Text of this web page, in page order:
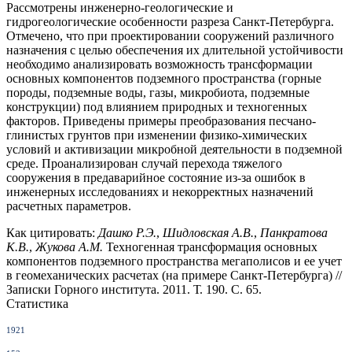
Рассмотрены инженерно-геологические и
гидрогеологические особенности разреза Санкт-Петербурга.
Отмечено, что при проектировании сооружений различного
назначения с целью обеспечения их длительной устойчивости
необходимо анализировать возможность трансформации
основных компонентов подземного пространства (горные
породы, подземные воды, газы, микробиота, подземные
конструкции) под влиянием природных и техногенных
факторов. Приведены примеры преобразования песчано-
глинистых грунтов при изменении физико-химических
условий и активизации микробной деятельности в подземной
среде. Проанализирован случай перехода тяжелого
сооружения в предаварийное состояние из-за ошибок в
инженерных исследованиях и некорректных назначений
расчетных параметров.
Как цитировать: Дашко Р.Э., Шидловская А.В., Панкратова
К.В., Жукова А.М. Техногенная трансформация основных
компонентов подземного пространства мегаполисов и ее учет
в геомеханических расчетах (на примере Санкт-Петербурга) //
Записки Горного института. 2011. Т. 190. С. 65.
Статистика
1921